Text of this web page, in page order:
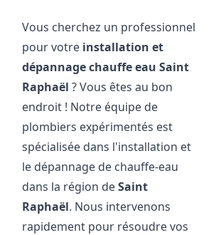
Vous cherchez un professionnel
pour votre installation et
dépannage chauffe eau Saint
Raphaël ? Vous êtes au bon
endroit ! Notre équipe de
plombiers expérimentés est
spécialisée dans l'installation et
le dépannage de chauffe-eau
dans la région deSaint
Raphaël. Nous intervenons
rapidement pour résoudre vos